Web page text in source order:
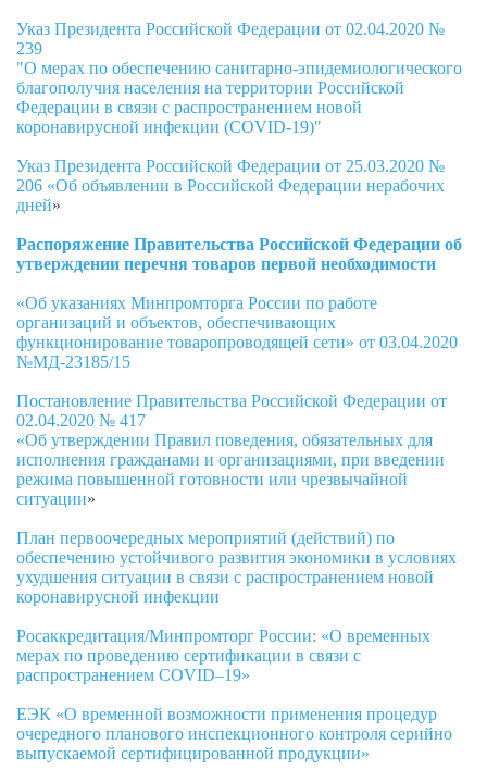
Указ Президента Российской Федерации от 02.04.2020 №
239
"О мерах по обеспечению санитарно-эпидемиологического
благополучия населения на территории Российской
Федерации в связи с распространением новой
коронавирусной инфекции (COVID-19)"
Указ Президента Российской Федерации от 25.03.2020 №
206 «Об объявлении в Российской Федерации нерабочих
дней»
Распоряжение Правительства Российской Федерации об
утверждении перечня товаров первой необходимости
«Об указаниях Минпромторга России по работе
организаций и объектов, обеспечивающих
функционирование товаропроводящей сети» от 03.04.2020
№МД-23185/15
Постановление Правительства Российской Федерации от
02.04.2020 № 417
«Об утверждении Правил поведения, обязательных для
исполнения гражданами и организациями, при введении
режима повышенной готовности или чрезвычайной
ситуации»
План первоочередных мероприятий (действий) по
обеспечению устойчивого развития экономики в условиях
ухудшения ситуации в связи с распространением новой
коронавирусной инфекции
Росаккредитация/Минпромторг России: «О временных
мерах по проведению сертификации в связи с
распространением COVID–19»
ЕЭК «О временной возможности применения процедур
очередного планового инспекционного контроля серийно
выпускаемой сертифицированной продукции»